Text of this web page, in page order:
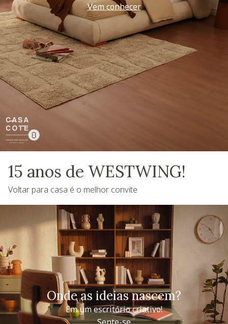
Vem conhecer
15 anos de WESTWING!
Voltar para casa é o melhor convite
Onde as ideias nascem?
Em um escritório criativo!
Sente-se